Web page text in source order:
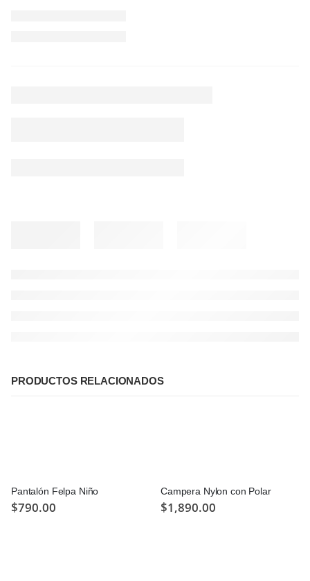
PRODUCTOS RELACIONADOS
Pantalón Felpa Niño
$790.00
Campera Nylon con Polar
$1,890.00